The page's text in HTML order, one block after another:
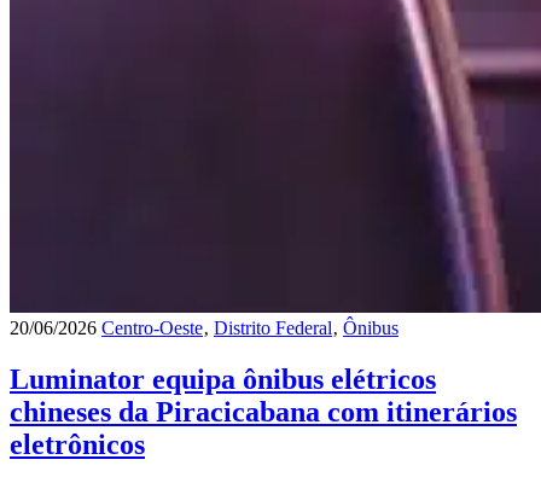
20/06/2026 Centro-Oeste‚ Distrito Federal‚ Ônibus
Luminator equipa ônibus elétricos
chineses da Piracicabana com itinerários
eletrônicos